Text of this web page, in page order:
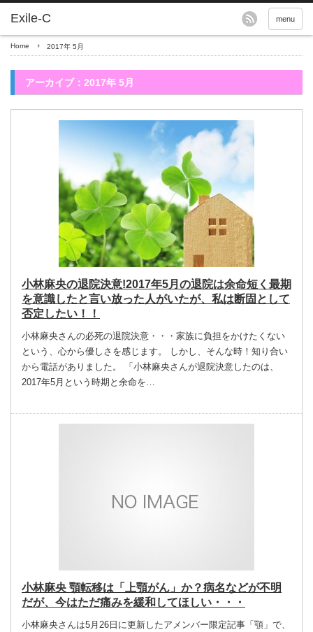
menu
Home 2017年 5月
アーカイブ：2017年 5月
小林麻央の退院決意!2017年5月の退院は余命短く最期
を意識したと言い放った人がいたが、私は断固として
否定したい！！
小林麻央さんの必死の退院決意・・・家族に負担をかけたくない
という、心から優しさを感じます。 しかし、そんな時！知り合い
から電話がありました。 「小林麻央さんが退院決意したのは、
2017年5月という時期と余命を…
小林麻央 顎転移は「上顎がん」か？病名などが不明
だが、今はただ痛みを緩和してほしい・・・
小林麻央さんは5月26日に更新したアメンバー限定記事「顎」で、